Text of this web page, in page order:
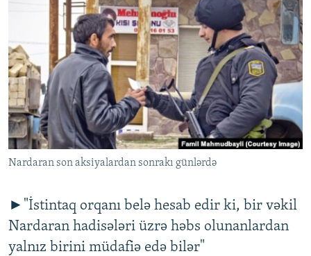
MULTIMEDIA
FOTOQALEREYA
İNFOQRAFIKA
KARIKATURA
RADIO ARXIV
OXU ZALI
AZƏRBAYCAN ƏDƏBIYYATI KITABXANASI
İSLAM VƏ DEMOKRATIYA
İZ - MƏDƏNIYYƏT PROQRAMI
HAQQIMIZDA
MISSIYAMIZ
PEŞƏ ETIKASI VƏ JURNALISTIKA STANDARTLARIMIZ
MATERIALLARIMIZDAN ISTIFADƏ
AZADLIQRADIOSU MOBIL TELEFONUNUZDA
XƏBƏR BÜLLETENLƏRIMIZ
BIZI IZLƏ
RFE/RL-in bütün saytları
Nardaran son aksiyalardan sonrakı günlərdə
►"İstintaq orqanı belə hesab edir ki, bir vəkil
Nardaran hadisələri üzrə həbs olunanlardan
yalnız birini müdafiə edə bilər"